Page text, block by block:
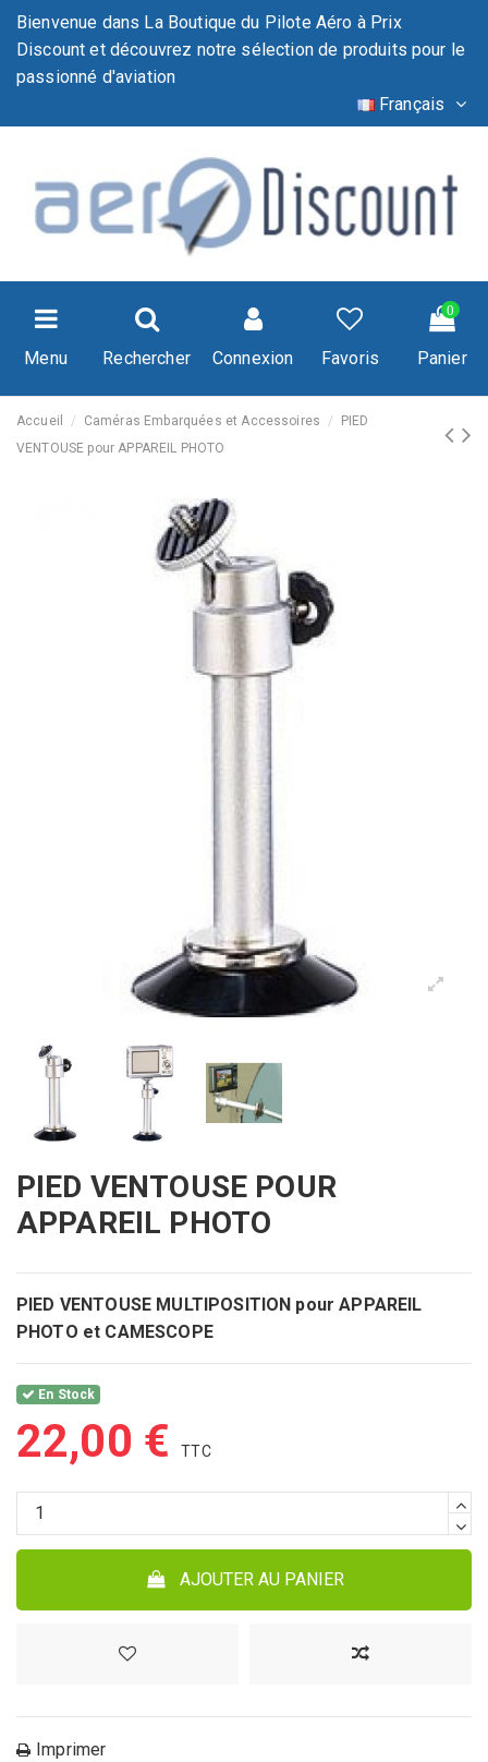
Bienvenue dans La Boutique du Pilote Aéro à Prix
Discount et découvrez notre sélection de produits pour le
passionné d'aviation
Français
Menu Rechercher Connexion Favoris
0
Panier
Accueil Caméras Embarquées et Accessoires
PIED
VENTOUSE pour APPAREIL PHOTO
PIED VENTOUSE POUR
APPAREIL PHOTO
PIED VENTOUSE MULTIPOSITION pour APPAREIL
PHOTO et CAMESCOPE
En Stock
22,00 €
AJOUTER AU PANIER
Imprimer